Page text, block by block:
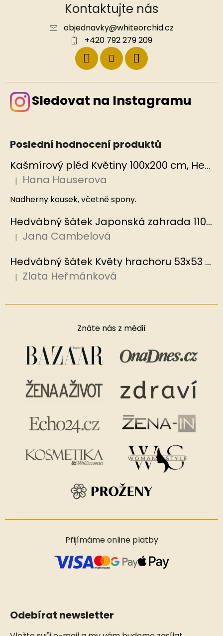
Kontaktujte nás
objednavky@whiteorchid.cz
+420 792 279 209
Sledovat na Instagramu
Poslední hodnocení produktů
Kašmírový pléd Květiny 100x200 cm, Hedvábný svět
Hodnocení produktu je 5 z 5 hvězdiček.
| Hana Hauserova
Nadherny kousek, včetně spony.
Hedvábný šátek Japonská zahrada 110x110 cm v dárkovém balení, HEDVÁBNÝ SVĚT
Hodnocení produktu je 5 z 5 hvězdiček.
| Jana Cambelová
Hedvábný šátek Květy hrachoru 53x53 cm v dárkovém balení, HEDVÁBNÝ SVĚT
Hodnocení produktu je 5 z 5 hvězdiček.
| Zlata Heřmánková
Znáte nás z médií
Přijímáme online platby
Odebírat newsletter